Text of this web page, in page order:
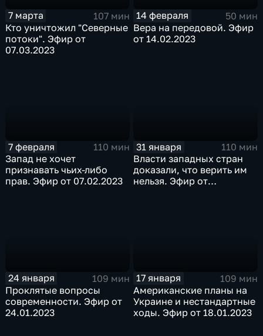
7 марта
107 мин
Кто уничтожил "Северные
потоки". Эфир от
07.03.2023
14 февраля
50 мин
Вера на передовой. Эфир
от 14.02.2023
7 февраля
110 мин
Запад не хочет
признавать чьих-либо
прав. Эфир от 07.02.2023
31 января
110 мин
Власти западных стран
доказали, что верить им
нельзя. Эфир от
24 января
109 мин
Проклятые вопросы
современности. Эфир от
24.01.2023
17 января
109 мин
Американские планы на
Украине и нестандартные
ходы. Эфир от 18.01.2023